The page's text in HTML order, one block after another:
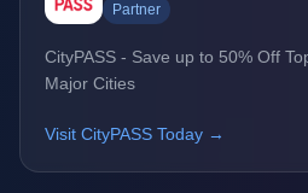
Partner
CityPASS - Save up to 50% Off
Major Cities
Visit CityPASS Today →